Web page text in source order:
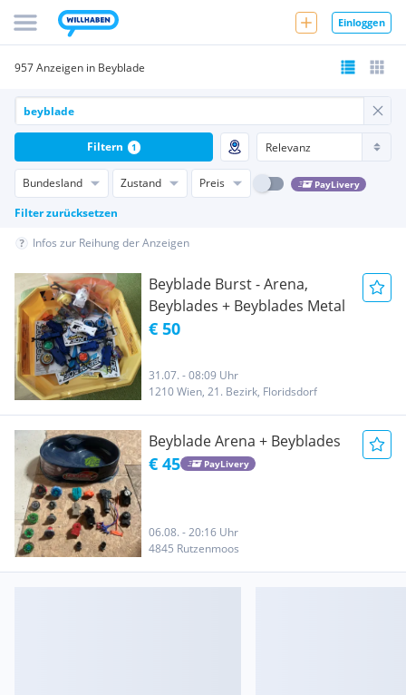
Einloggen
957 Anzeigen in Beyblade
Bundesland Zustand Preis PayLivery
Filter zurücksetzen
Filtern 1
Infos zur Reihung der Anzeigen
Beyblade Burst - Arena,
Beyblades + Beyblades Metal
€ 50
31.07. - 08:09 Uhr
1210 Wien, 21. Bezirk, Floridsdorf
Beyblade Arena + Beyblades
€ 45 PayLivery
06.08. - 20:16 Uhr
4845 Rutzenmoos